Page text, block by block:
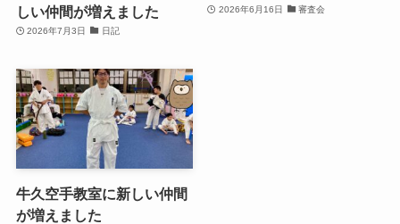
しい仲間が増えました
2026年7月3日 日記
2026年6月16日 審査会
牛久空手教室に新しい仲間
が増えました